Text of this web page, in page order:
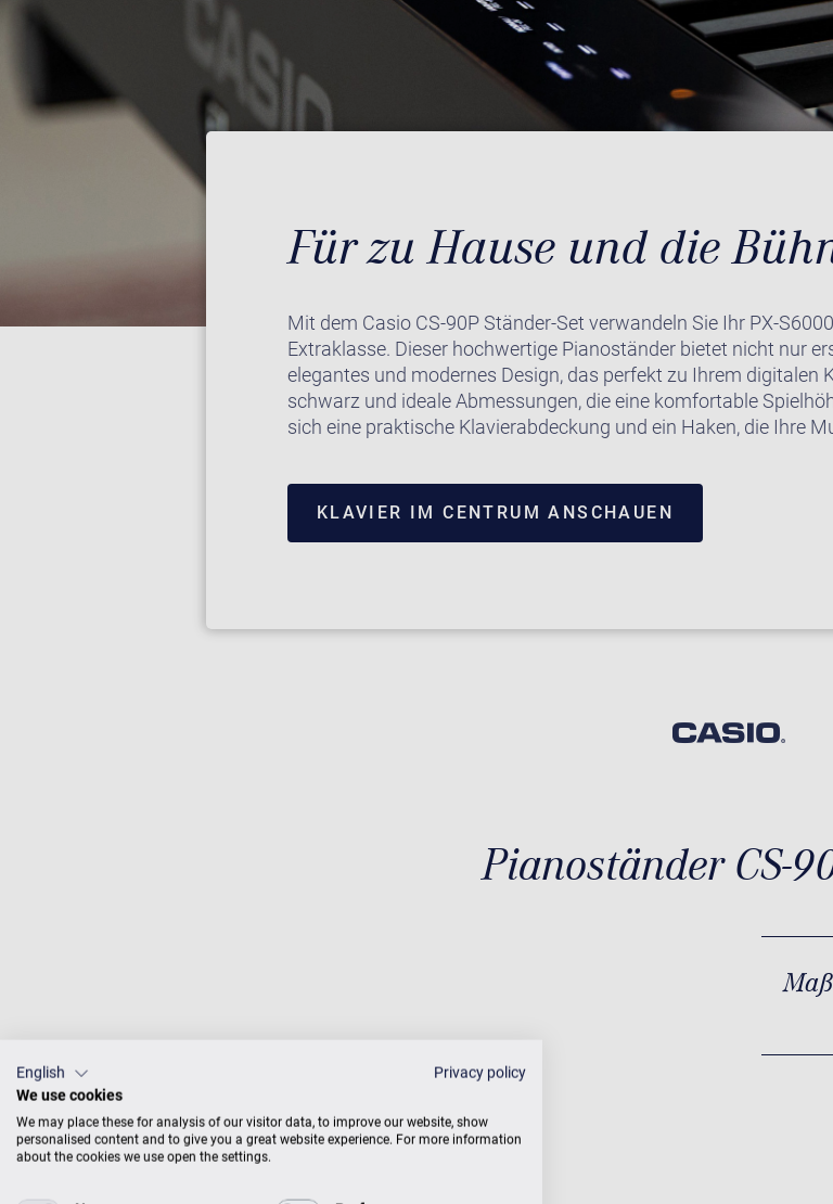
Für zu Hause und die
Mit dem Casio CS-90P Ständer-Set verwandeln Sie Ihr PX-
Extraklasse. Dieser hochwertige Pianoständer bietet nicht nur
elegantes und modernes Design, das perfekt zu Ihrem digitalen
schwarz und ideale Abmessungen, die eine komfortable
sich eine praktische Klavierabdeckung und ein Haken, die Ihre
KLAVIER IM CENTRUM ANSCHAUEN
Pianoständer CS-
English
Privacy policy
We use cookies
We may place these for analysis of our visitor data, to improve our website, show
personalised content and to give you a great website experience. For more information
about the cookies we use open the settings.